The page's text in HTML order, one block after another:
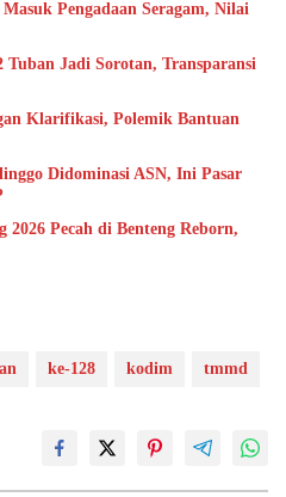
Pengadaan Seragam, Nilai
Jadi Sorotan, Transparansi
Klarifikasi, Polemik Bantuan
Didominasi ASN, Ini Pasar
Pecah di Benteng Reborn,
ke-128 kodim tmmd